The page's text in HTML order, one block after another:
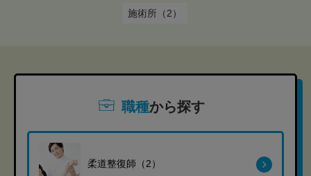
施術所（2）
職種から探す
柔道整復師（2）